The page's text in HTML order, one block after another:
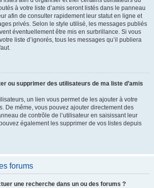
à votre liste d’amis seront listés dans le panneau
afin de consulter rapidement leur statut en ligne et
privés. Selon le style utilisé, les messages publiés
éventuellement être mis en surbrillance. Si vous
liste d’ignorés, tous les messages qu’il publiera
ou supprimer des utilisateurs de ma liste d’amis
un lien vous permet de les ajouter à votre
De même, vous pouvez ajouter directement des
de contrôle de l’utilisateur en saisissant leur
également les supprimer de vos listes depuis
forums
une recherche dans un ou des forums ?